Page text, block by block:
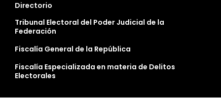
Directorio
Tribunal Electoral del Poder Judicial de la
Federación
Fiscalía General de la República
Fiscalía Especializada en materia de Delitos
Electorales